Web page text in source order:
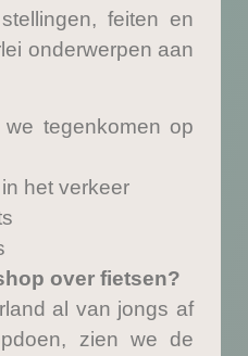
feiten en
onderwerpen aan
tegenkomen op
het verkeer
over fietsen?
al van jongs af
zien we de